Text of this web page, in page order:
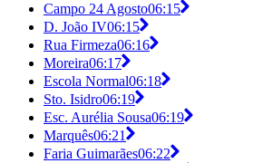
Campo 24 Agosto06:15
D. João IV06:15
Rua Firmeza06:16
Moreira06:17
Escola Normal06:18
Sto. Isidro06:19
Esc. Aurélia Sousa06:19
Marquês06:21
Faria Guimarães06:22